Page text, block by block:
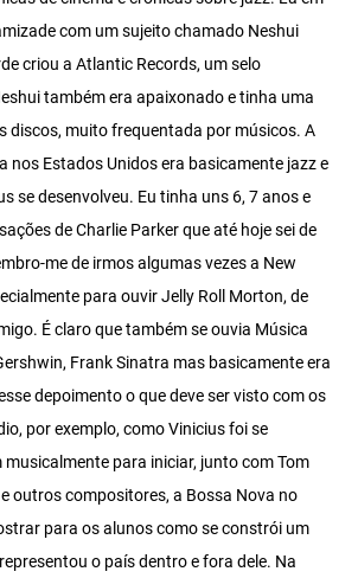
com um sujeito chamado Neshui
criou a Atlantic Records, um selo
também era apaixonado e tinha uma
discos, muito frequentada por músicos. A
nos Estados Unidos era basicamente jazz e
se desenvolveu. Eu tinha uns 6, 7 anos e
de Charlie Parker que até hoje sei de
me de irmos algumas vezes a New
para ouvir Jelly Roll Morton, de
É claro que também se ouvia Música
Frank Sinatra mas basicamente era
depoimento o que deve ser visto com os
por exemplo, como Vinicius foi se
para iniciar, junto com Tom
outros compositores, a Bossa Nova no
para os alunos como se constrói um
o país dentro e fora dele. Na